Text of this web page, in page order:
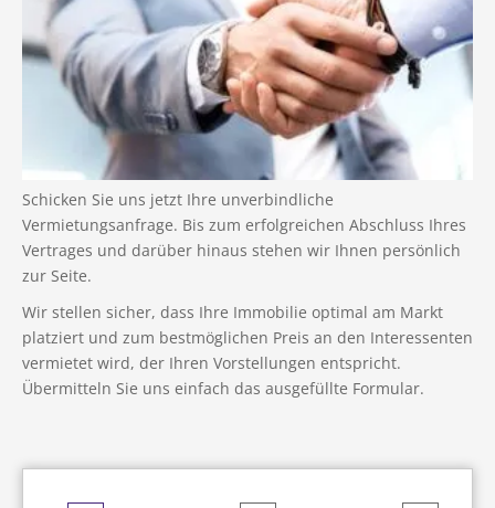
Schicken Sie uns jetzt Ihre unverbindliche
Vermietungsanfrage. Bis zum erfolgreichen Abschluss Ihres
Vertrages und darüber hinaus stehen wir Ihnen persönlich
zur Seite.
Wir stellen sicher, dass Ihre Immobilie optimal am Markt
platziert und zum bestmöglichen Preis an den Interessenten
vermietet wird, der Ihren Vorstellungen entspricht.
Übermitteln Sie uns einfach das ausgefüllte Formular.